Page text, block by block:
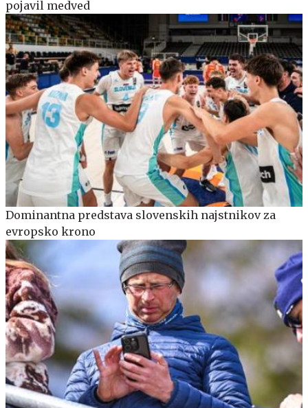
pojavil medved
Dominantna predstava slovenskih najstnikov za
evropsko krono